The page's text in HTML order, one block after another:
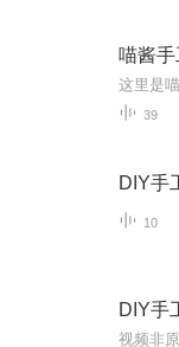
喵酱
39
DIY手
10
DIY手